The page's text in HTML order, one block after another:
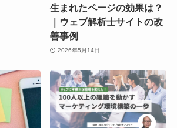
生まれたページの効果は？
｜ウェブ解析士サイトの改
善事例
2026年5月14日